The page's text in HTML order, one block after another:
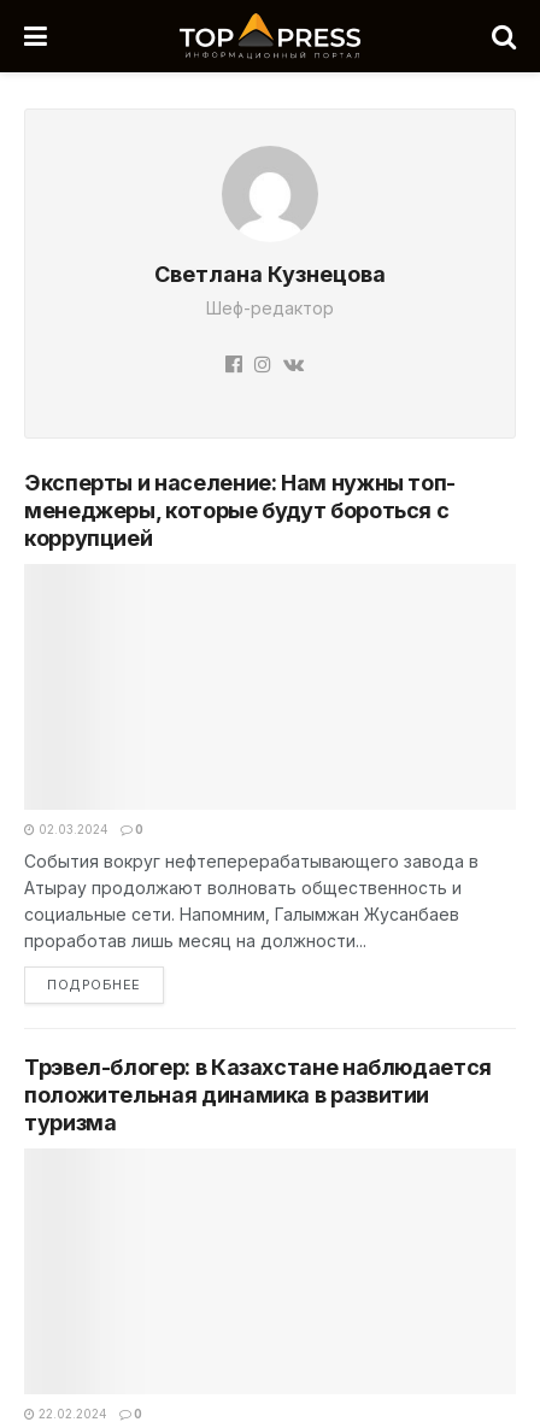
Светлана Кузнецова
Шеф-редактор
Эксперты и население: Нам нужны топ-
менеджеры, которые будут бороться с
коррупцией
02.03.2024 0
События вокруг нефтеперерабатывающего завода в
Атырау продолжают волновать общественность и
социальные сети. Напомним, Галымжан Жусанбаев
проработав лишь месяц на должности...
ПОДРОБНЕЕ
Трэвел-блогер: в Казахстане наблюдается
положительная динамика в развитии
туризма
22.02.2024 0